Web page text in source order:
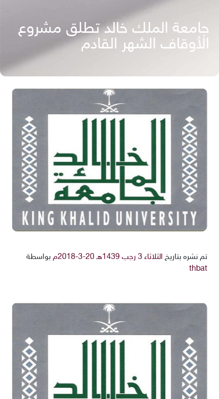
جامعة الملك خالد تطلق مشروع
الأوقاف الشهر القادم
تم نشره بتاريخ الثلاثاء 3 رجب 1439هـ 20-3-2018م
بواسطة
thbat